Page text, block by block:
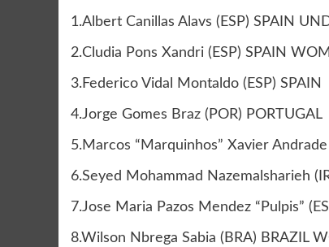
1.Albert Canillas Alavs (ESP) SPAIN
2.Cludia Pons Xandri (ESP) SPAIN
3.Federico Vidal Montaldo (ESP) SPAIN
4.Jorge Gomes Braz (POR) PORTUGAL
5.Marcos “Marquinhos” Xavier
6.Seyed Mohammad Nazemalsharieh
7.Jose Maria Pazos Mendez “Pulpis”
8.Wilson Nbrega Sabia (BRA) BRAZIL